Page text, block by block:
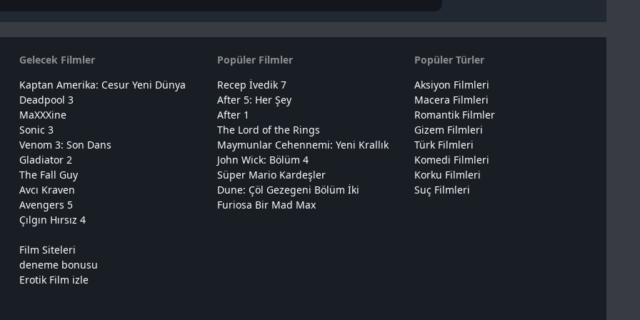
Gelecek Filmler
Kaptan Amerika: Cesur Yeni Dünya
Deadpool 3
MaXXXine
Sonic 3
Venom 3: Son Dans
Gladiator 2
The Fall Guy
Avcı Kraven
Avengers 5
Çılgın Hırsız 4
Popüler Filmler
Recep İvedik 7
After 5: Her Şey
After 1
The Lord of the Rings
Maymunlar Cehennemi: Yeni Krallık
John Wick: Bölüm 4
Süper Mario Kardeşler
Dune: Çöl Gezegeni Bölüm İki
Furiosa Bir Mad Max
Popüler Türler
Aksiyon Filmleri
Macera Filmleri
Romantik Filmler
Gizem Filmleri
Türk Filmleri
Komedi Filmleri
Korku Filmleri
Suç Filmleri
Film Siteleri
deneme bonusu
Erotik Film izle